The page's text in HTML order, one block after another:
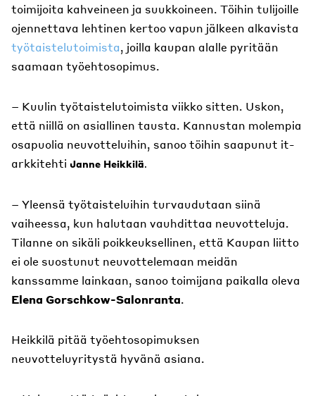
toimijoita kahveineen ja suukkoineen. Töihin tulijoille
ojennettava lehtinen kertoo vapun jälkeen alkavista
työtaistelutoimista, joilla kaupan alalle pyritään
saamaan työehtosopimus.
– Kuulin työtaistelutoimista viikko sitten. Uskon,
että niillä on asiallinen tausta. Kannustan molempia
osapuolia neuvotteluihin, sanoo töihin saapunut it-
arkkitehti Janne Heikkilä.
– Yleensä työtaisteluihin turvaudutaan siinä
vaiheessa, kun halutaan vauhdittaa neuvotteluja.
Tilanne on sikäli poikkeuksellinen, että Kaupan liitto
ei ole suostunut neuvottelemaan meidän
kanssamme lainkaan, sanoo toimijana paikalla oleva
Elena Gorschkow-Salonranta.
Heikkilä pitää työehtosopimuksen
neuvotteluyritystä hyvänä asiana.